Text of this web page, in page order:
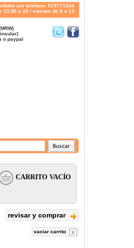
por teléfono: 913771344
15:30 a 18 / viernes de 9 a 13
o paypal
revisar y comprar
vaciar carrito